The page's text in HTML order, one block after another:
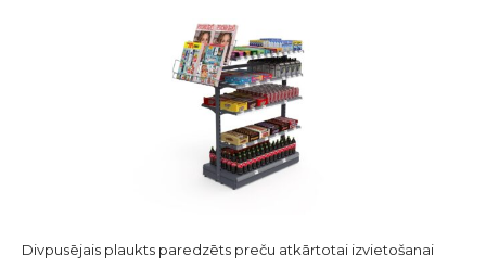
Divpusējais plaukts paredzēts preču atkārtotai izvietošanai